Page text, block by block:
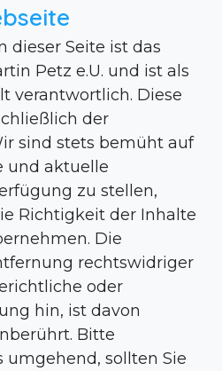
dieser Seite ist das
Petz e.U. und ist als
verantwortlich. Diese
der
sind stets bemüht auf
und aktuelle
zu stellen,
Richtigkeit der Inhalte
Die
rechtswidriger
oder
hin, ist davon
Bitte
umgehend, sollten Sie